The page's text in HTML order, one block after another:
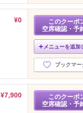
¥0
このクーポ
空席確認・予
メニューを追加
ブックマー
¥7,900
このクーポ
空席確認・予